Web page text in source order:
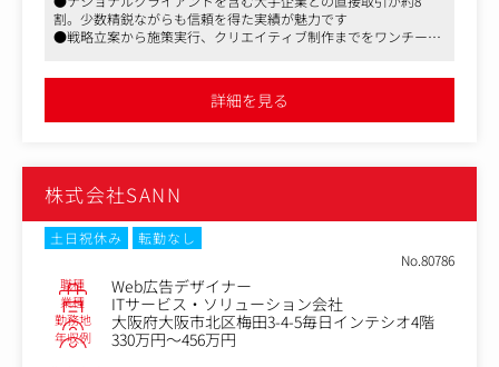
・ブランドリニューアルに伴う、キービジュアル作成・パ
ンフレットの刷新
ジの制作
・公式SNSの活用活性化を狙った、撮影・バナー制作
・コンテンツマーケティングに向けたWEBサイト構築・改
などのWebデザイン制作
・ブランド戦略・マーケティング戦略に基づくクリエイテ
ィブ設計
・ロゴ、キービジュアル、パンフレットなどグラフィック
・アートディレクター、Webディレクター、コピーライタ
ー等との連携によるチーム制作
・アートディレクターのディレクション、デザイン提案な
・効果検証を踏まえた改善提案、デザインのブラッシュア
ップ
・自社およびクライアントのブランドガイドライン策定や
トーン＆マナー整備
割。少数精鋭ながらも信頼を得た実績が魅力です
●戦略立案から施策実行、クリエイティブ制作までをワンチーム
詳細を見る
株式会社SANN
土日祝休み
転勤なし
No.80786
職種 Web広告デザイナー
業種 ITサービス・ソリューション会社
勤務地 大阪府大阪市北区梅田3-4-5毎日インテシオ4階
年収例
330万円～456万円